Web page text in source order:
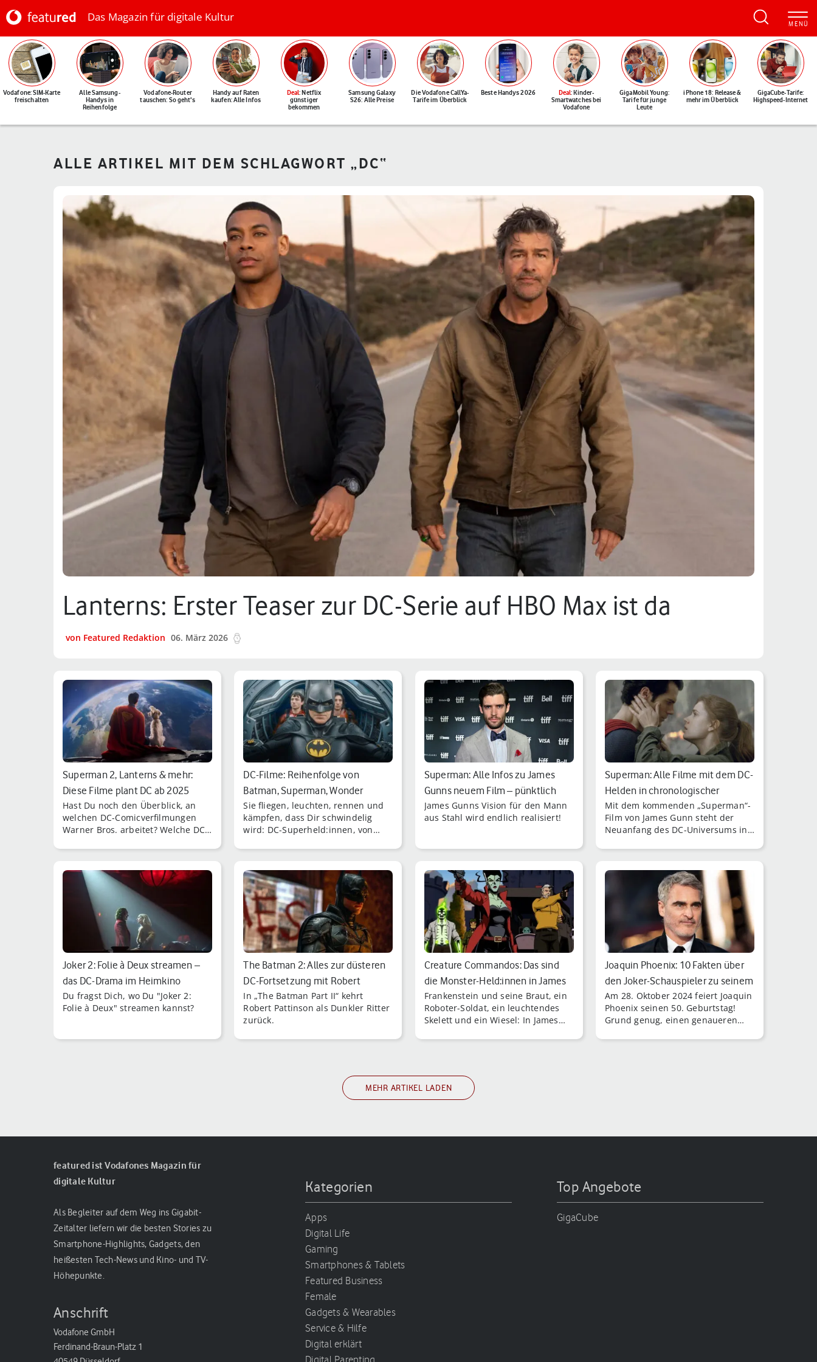
Das Magazin für digitale Kultur
Vodafone: SIM-Karte
freischalten
Alle Samsung-
Handys in
Reihenfolge
Vodafone-Router
tauschen: So geht's
Handy auf Raten
kaufen: Alle Infos
Deal: Netflix
günstiger
bekommen
Samsung Galaxy
S26: Alle Preise
Die Vodafone CallYa-
Tarife im Überblick
Beste Handys 2026 Deal: Kinder-
Smartwatches bei
Vodafone
GigaMobil Young:
Tarife für junge
Leute
iPhone 18: Release &
mehr im Überblick
GigaCube-Tarife:
Highspeed-Internet
ALLE ARTIKEL MIT DEM SCHLAGWORT „DC“
Lanterns: Erster Teaser zur DC-Serie auf HBO Max ist da
von Featured Redaktion 06. März 2026
Superman 2, Lanterns & mehr:
Diese Filme plant DC ab 2025
Hast Du noch den Überblick, an
welchen DC-Comicverfilmungen
Warner Bros. arbeitet? Welche DC-
DC-Filme: Reihenfolge von
Batman, Superman, Wonder
Woman und Co.
Sie fliegen, leuchten, rennen und
kämpfen, dass Dir schwindelig
wird: DC-Superheld:innen, von
Superman: Alle Infos zu James
Gunns neuem Film – pünktlich
zum Ki…
James Gunns Vision für den Mann
aus Stahl wird endlich realisiert!
Superman: Alle Filme mit dem DC-
Helden in chronologischer
Reihenf…
Mit dem kommenden „Superman“-
Film von James Gunn steht der
Neuanfang des DC-Universums in
Joker 2: Folie à Deux streamen –
das DC-Drama im Heimkino
Du fragst Dich, wo Du "Joker 2:
Folie à Deux" streamen kannst?
The Batman 2: Alles zur düsteren
DC-Fortsetzung mit Robert
Pattin…
In „The Batman Part II“ kehrt
Robert Pattinson als Dunkler Ritter
zurück.
Creature Commandos: Das sind
die Monster-Held:innen in James
Gunn…
Frankenstein und seine Braut, ein
Roboter-Soldat, ein leuchtendes
Skelett und ein Wiesel: In James
Joaquin Phoenix: 10 Fakten über
den Joker-Schauspieler zu seinem
…
Am 28. Oktober 2024 feiert Joaquin
Phoenix seinen 50. Geburtstag!
Grund genug, einen genaueren
MEHR ARTIKEL LADEN
featured ist Vodafones Magazin für
digitale Kultur
Als Begleiter auf dem Weg ins Gigabit-
Zeitalter liefern wir die besten Stories zu
Smartphone-Highlights, Gadgets, den
heißesten Tech-News und Kino- und TV-
Höhepunkte.
Anschrift
Vodafone GmbH
Ferdinand-Braun-Platz 1
Kategorien
Apps
Digital Life
Gaming
Smartphones & Tablets
Featured Business
Female
Gadgets & Wearables
Service & Hilfe
Digital erklärt
Top Angebote
GigaCube